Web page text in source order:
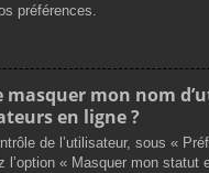
préférences.
masquer mon nom
en ligne ?
de l’utilisateur, sous «
l’option « Masquer mon statut